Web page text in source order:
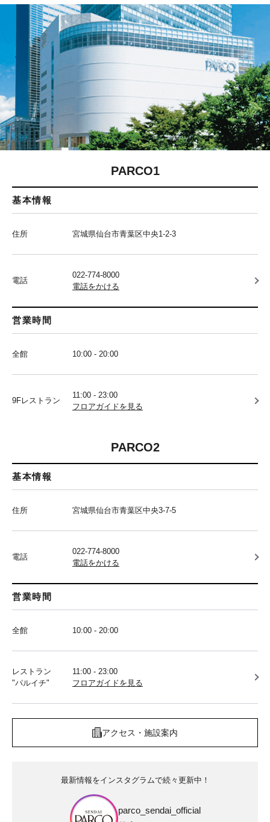
PARCO1
基本情報
住所 宮城県仙台市青葉区中央1-2-3
電話
022-774-8000
電話をかける
営業時間
全館 10:00 - 20:00
9Fレストラン
11:00 - 23:00
フロアガイドを見る
PARCO2
基本情報
住所 宮城県仙台市青葉区中央3-7-5
電話
022-774-8000
電話をかける
営業時間
全館 10:00 - 20:00
レストラン
"パルイチ"
11:00 - 23:00
フロアガイドを見る
アクセス・施設案内
最新情報をインスタグラムで続々更新中！
parco_sendai_official